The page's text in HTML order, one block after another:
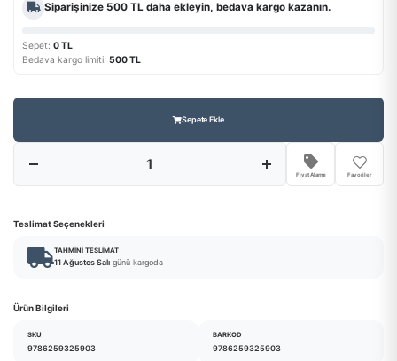
Siparişinize 500 TL daha ekleyin, bedava kargo kazanın.
Sepet: 0 TL
Bedava kargo limiti: 500 TL
Sepete Ekle
Fiyat Alarmı Favoriler
Teslimat Seçenekleri
TAHMINI TESLIMAT
11 Ağustos Salı günü kargoda
Ürün Bilgileri
SKU
9786259325903
BARKOD
9786259325903